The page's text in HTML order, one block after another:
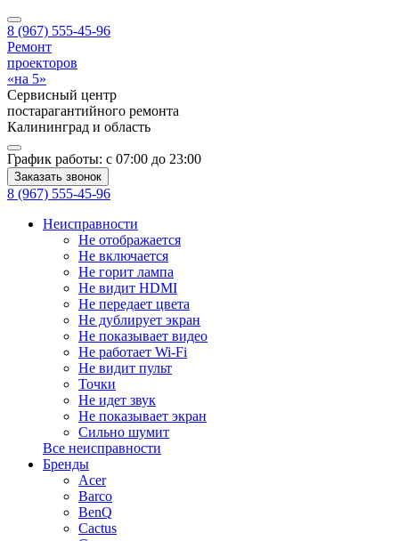
8 (967) 555-45-96
Ремонт
проекторов
«на 5»
Сервисный центр
постарагантийного ремонта
Калининград и область
График работы: с 07:00 до 23:00
Заказать звонок
8 (967) 555-45-96
Неисправности
Не отображается
Не включается
Не горит лампа
Не видит HDMI
Не передает цвета
Не дублирует экран
Не показывает видео
Не работает Wi-Fi
Не видит пульт
Точки
Не идет звук
Не показывает экран
Сильно шумит
Все неисправности
Бренды
Acer
Barco
BenQ
Cactus